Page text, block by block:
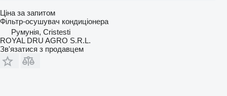
Ціна за запитом
Фільтр-осушувач кондиціонера
Румунія, Cristesti
ROYAL DRU AGRO S.R.L.
Зв'язатися з продавцем